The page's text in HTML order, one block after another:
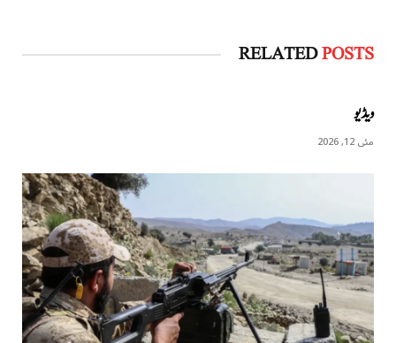
RELATEDPOSTS
ویڈیو
مئی 12, 2026